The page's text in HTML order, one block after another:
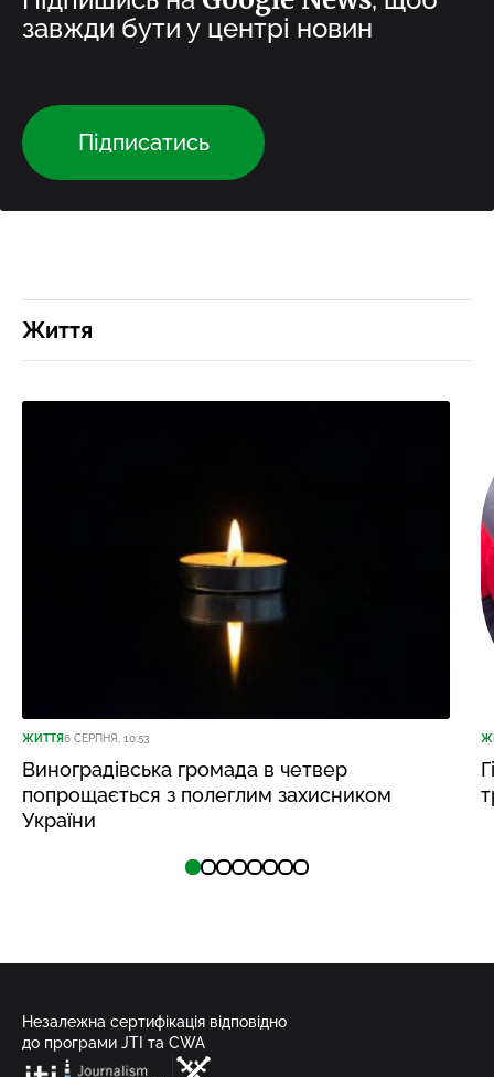
завжди бути у центрі новин
Підписатись
Життя
ЖИТТЯ6 СЕРПНЯ, 10:53
Виноградівська громада в четвер
попрощається з полеглим захисником
України
Незалежна сертифікація відповідно
до програми JTI та CWA